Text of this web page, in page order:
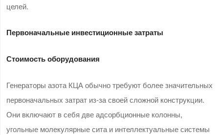
целей.
Первоначальные инвестиционные затраты
Стоимость оборудования
Генераторы азота КЦА обычно требуют более значительных
первоначальных затрат из-за своей сложной конструкции.
Они включают в себя две адсорбционные колонны,
угольные молекулярные сита и интеллектуальные системы